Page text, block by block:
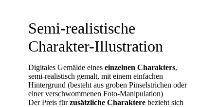
Semi-realistische
Charakter-Illustration
Digitales Gemälde eines einzelnen Charakters,
semi-realistisch gemalt, mit einem einfachen
Hintergrund (besteht aus groben Pinselstrichen oder
einer verschwommenen Foto-Manipulation)
Der Preis fürzusätzliche Charaktere bezieht sich